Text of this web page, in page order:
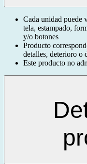
Cada unidad puede
tela, estampado,
y/o botones
Producto
detalles, deterioro o
Este producto no